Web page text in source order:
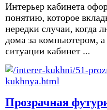
Интерьер кабинета
понятию, которое
нередки случаи, когда
дома за компьютером,
ситуации кабинет ...
Прозрачная